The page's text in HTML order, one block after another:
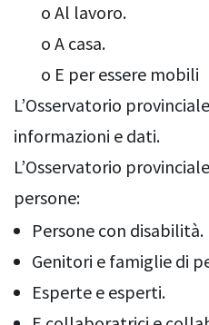
o Al lavoro.
o A casa.
o E per essere mobili
L’Osservatorio
informazioni e dati.
L’Osservatorio
persone:
Persone con disabilità.
Genitori e famiglie di
Esperte e esperti.